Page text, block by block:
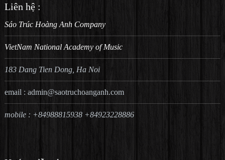
Liên hệ :
Sáo Trúc Hoàng Anh Company
VietNam National Academy of Music
183 Dang Tien Dong, Ha Noi
email : admin@saotruchoanganh.com
mobile : +84988815938 +84923228886